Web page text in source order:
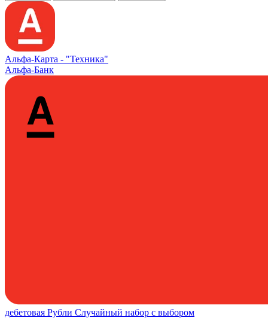
Альфа‑Карта - "Техника"
Альфа-Банк
дебетовая Рубли Случайный набор с выбором